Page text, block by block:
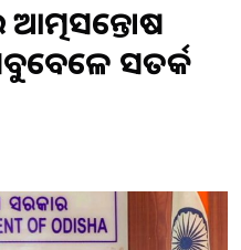
ଆତ୍ମସନ୍ତୋଷ
ସତର୍କ